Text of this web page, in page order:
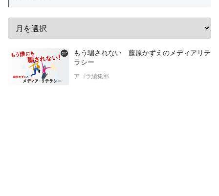
もう騙されない 藤原かずえのメディアリテ
ラシー
アゴラ編集部